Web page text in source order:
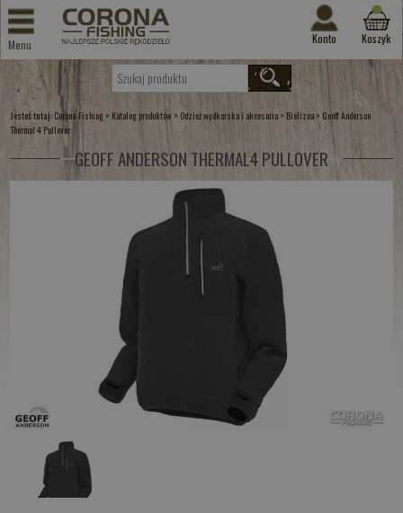
Menu Konto Koszyk
Jesteś tutaj: Corona-Fishing > Katalog produktów > Odzież wędkarska i akcesoria > Bielizna> Geoff Anderson
Thermal 4 Pullover
GEOFF ANDERSON THERMAL4 PULLOVER